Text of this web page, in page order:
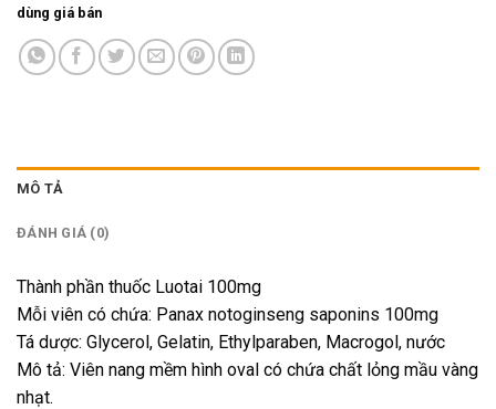
dùng giá bán
MÔ TẢ
ĐÁNH GIÁ (0)
Thành phần thuốc Luotai 100mg
Mỗi viên có chứa: Panax notoginseng saponins 100mg
Tá dược: Glycerol, Gelatin, Ethylparaben, Macrogol, nước
Mô tả: Viên nang mềm hình oval có chứa chất lỏng mầu vàng
nhạt.